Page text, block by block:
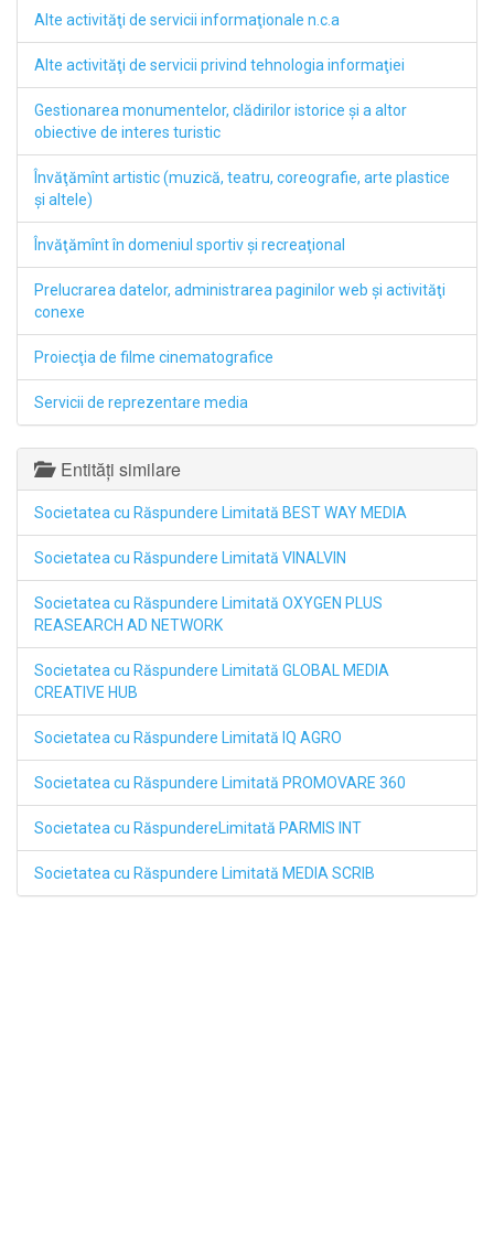
Alte activităţi de servicii informaţionale n.c.a
Alte activităţi de servicii privind tehnologia informaţiei
Gestionarea monumentelor, clădirilor istorice şi a altor
obiective de interes turistic
Învăţămînt artistic (muzică, teatru, coreografie, arte plastice
şi altele)
Învăţămînt în domeniul sportiv şi recreaţional
Prelucrarea datelor, administrarea paginilor web şi activităţi
conexe
Proiecţia de filme cinematografice
Servicii de reprezentare media
Entități similare
Societatea cu Răspundere Limitată BEST WAY MEDIA
Societatea cu Răspundere Limitată VINALVIN
Societatea cu Răspundere Limitată OXYGEN PLUS
REASEARCH AD NETWORK
Societatea cu Răspundere Limitată GLOBAL MEDIA
CREATIVE HUB
Societatea cu Răspundere Limitată IQ AGRO
Societatea cu Răspundere Limitată PROMOVARE 360
Societatea cu RăspundereLimitată PARMIS INT
Societatea cu Răspundere Limitată MEDIA SCRIB